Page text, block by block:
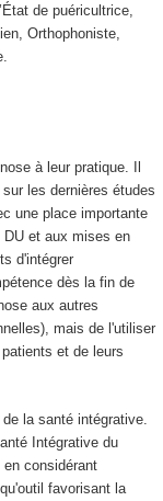
de puéricultrice,
Orthophoniste,
à leur pratique. Il
les dernières études
une place importante
et aux mises en
d'intégrer
dès la fin de
aux autres
mais de l'utiliser
et de leurs
la santé intégrative.
Intégrative du
considérant
favorisant la